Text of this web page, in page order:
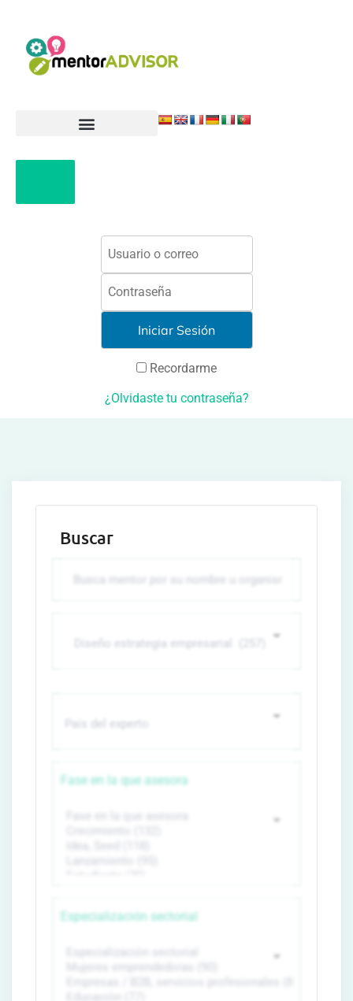
Recordarme
¿Olvidaste tu contraseña?
Buscar
Fase en la que asesora
Especialización sectorial